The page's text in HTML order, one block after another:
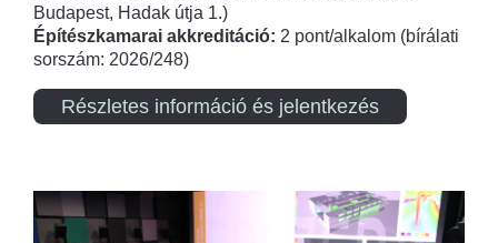
Budapest, Hadak útja 1.)
Építészkamarai akkreditáció: 2 pont/alkalom (bírálati
sorszám: 2026/248)
Részletes információ és jelentkezés